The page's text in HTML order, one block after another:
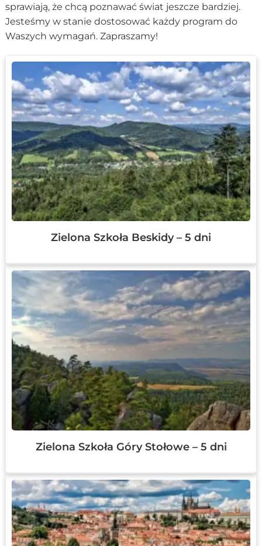
sprawiają, że chcą poznawać świat jeszcze bardziej.
Jesteśmy w stanie dostosować każdy program do
Waszych wymagań. Zapraszamy!
Zielona Szkoła Beskidy – 5 dni
Zielona Szkoła Góry Stołowe – 5 dni